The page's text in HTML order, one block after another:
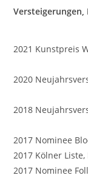
Versteigerungen,
2021 Kunstpreis
2020
2018
2017 Nominee
2017 Kölner
2017 Nominee